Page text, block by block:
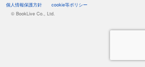
個人情報保護方針
cookie等ポリシー
© BookLive Co., Ltd.